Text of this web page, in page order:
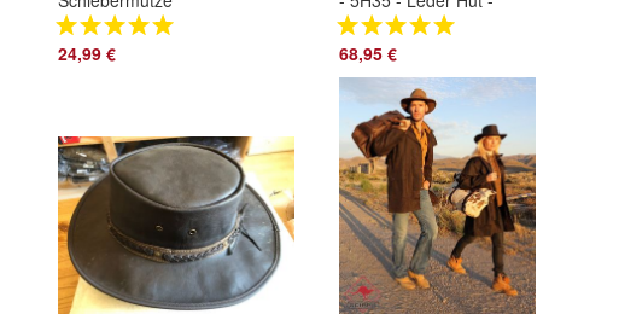
410001
24,99 €
schwarz & braun
68,95 €